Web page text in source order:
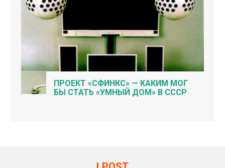
ПРОЕКТ «СФИНКС» — КАКИМ МОГ
БЫ СТАТЬ «УМНЫЙ ДОМ» В СССР